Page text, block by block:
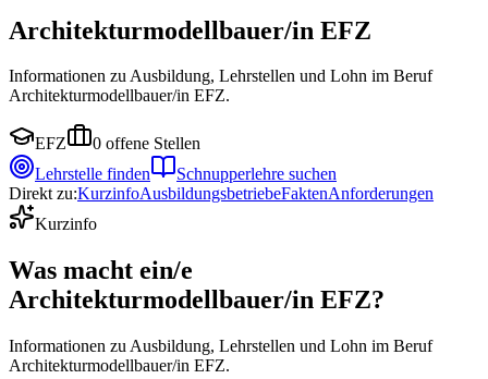
Architekturmodellbauer/in EFZ
Informationen zu Ausbildung, Lehrstellen und Lohn im Beruf
Architekturmodellbauer/in EFZ.
EFZ 0 offene Stellen
Lehrstelle finden
Schnupperlehre suchen
Direkt zu:KurzinfoAusbildungsbetriebeFaktenAnforderungen
Kurzinfo
Was macht ein/e
Architekturmodellbauer/in EFZ?
Informationen zu Ausbildung, Lehrstellen und Lohn im Beruf
Architekturmodellbauer/in EFZ.